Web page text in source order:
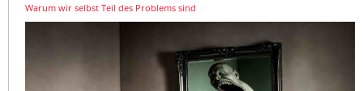
Warum wir selbst Teil des Problems sind